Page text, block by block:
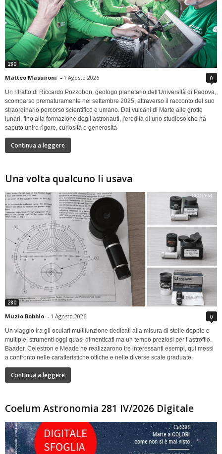
280
Matteo Massironi - 1 Agosto 2026 0
Un ritratto di Riccardo Pozzobon, geologo planetario dell'Università di Padova,
scomparso prematuramente nel settembre 2025, attraverso il racconto del suo
straordinario percorso scientifico e umano. Dai vulcani di Marte alle grotte
lunari, fino alla formazione degli astronauti, l'eredità di uno studioso che ha
saputo unire rigore, curiosità e generosità
Continua a leggere
Una volta qualcuno li usava
280
Muzio Bobbio - 1 Agosto 2026 0
Un viaggio tra gli oculari multifunzione dedicati alla misura di stelle doppie e
multiple, strumenti oggi quasi dimenticati ma un tempo preziosi per l’astrofilo.
Baader, Celestron e Meade ne realizzarono tre interessanti esempi, qui messi
a confronto nelle caratteristiche ottiche e nelle diverse scale graduate.
Continua a leggere
Coelum Astronomia 281 IV/2026 Digitale